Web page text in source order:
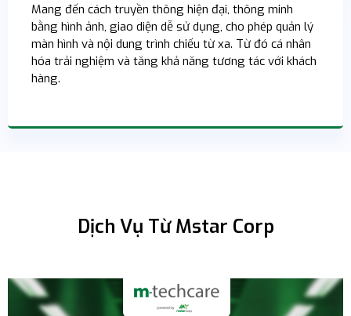
Mang đến cách truyền thông hiện đại, thông minh
bằng hình ảnh, giao diện dễ sử dụng, cho phép quản lý
màn hình và nội dung trình chiếu từ xa. Từ đó cá nhân
hóa trải nghiệm và tăng khả năng tương tác với khách
hàng.
Dịch Vụ Từ Mstar Corp